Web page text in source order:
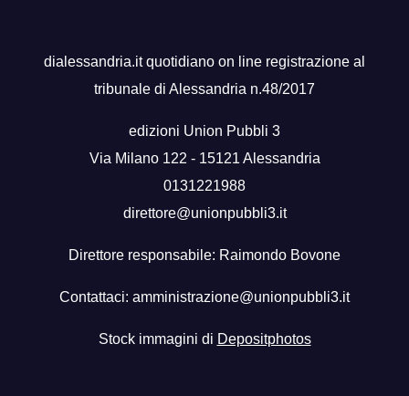
dialessandria.it quotidiano on line registrazione al
tribunale di Alessandria n.48/2017
edizioni Union Pubbli 3
Via Milano 122 - 15121 Alessandria
0131221988
direttore@unionpubbli3.it
Direttore responsabile: Raimondo Bovone
Contattaci: amministrazione@unionpubbli3.it
Stock immagini di Depositphotos